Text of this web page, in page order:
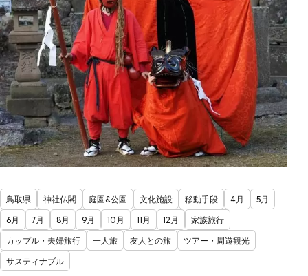
鳥取県 神社仏閣 庭園&公園 文化施設 移動手段 4月
5月
6月
7月 8月 9月 10月 11月 12月
家族旅行
カップル・夫婦旅行
一人旅 友人との旅
ツアー・周遊観光
サスティナブル